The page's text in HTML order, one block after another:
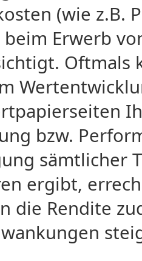
(wie z.B.
Erwerb
Oftmals
bzw.
sämtlicher
ergibt,
die Rendite